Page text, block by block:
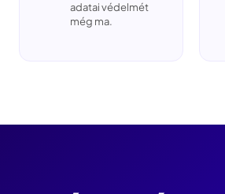
adatai védelmét
még ma.